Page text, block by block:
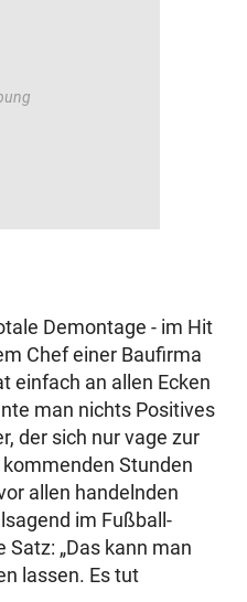
Demontage - im Hit
Chef einer Baufirma
einfach an allen Ecken
man nichts Positives
der sich nur vage zur
Stunden
allen handelnden
im Fußball-
Satz: „Das kann man
lassen. Es tut